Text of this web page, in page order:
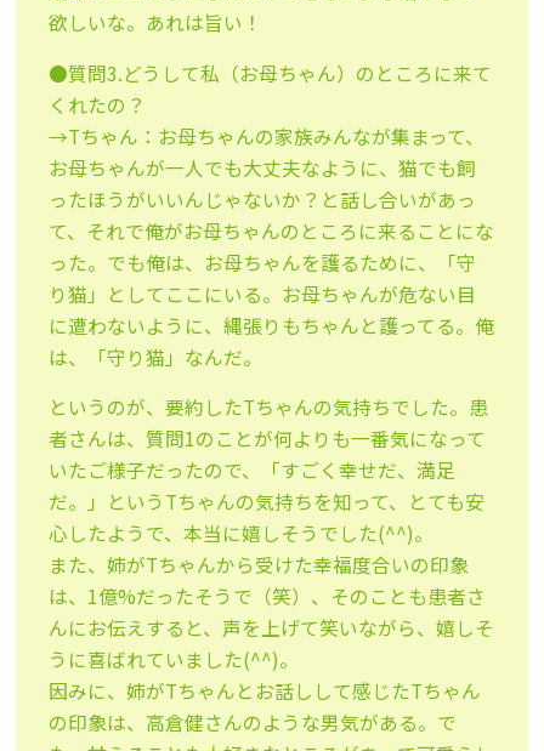
欲しいな。あれは旨い！
●質問3.どうして私（お母ちゃん）のところに来て
くれたの？
→Tちゃん：お母ちゃんの家族みんなが集まって、
お母ちゃんが一人でも大丈夫なように、猫でも飼
ったほうがいいんじゃないか？と話し合いがあっ
て、それで俺がお母ちゃんのところに来ることにな
った。でも俺は、お母ちゃんを護るために、「守
り猫」としてここにいる。お母ちゃんが危ない目
に遭わないように、縄張りもちゃんと護ってる。俺
は、「守り猫」なんだ。
というのが、要約したTちゃんの気持ちでした。患
者さんは、質問1のことが何よりも一番気になって
いたご様子だったので、「すごく幸せだ、満足
だ。」というTちゃんの気持ちを知って、とても安
心したようで、本当に嬉しそうでした(^^)。
また、姉がTちゃんから受けた幸福度合いの印象
は、1億%だったそうで（笑）、そのことも患者さ
んにお伝えすると、声を上げて笑いながら、嬉しそ
うに喜ばれていました(^^)。
因みに、姉がTちゃんとお話しして感じたTちゃん
の印象は、高倉健さんのような男気がある。で